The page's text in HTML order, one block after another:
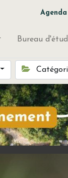
Agenda
Bureau